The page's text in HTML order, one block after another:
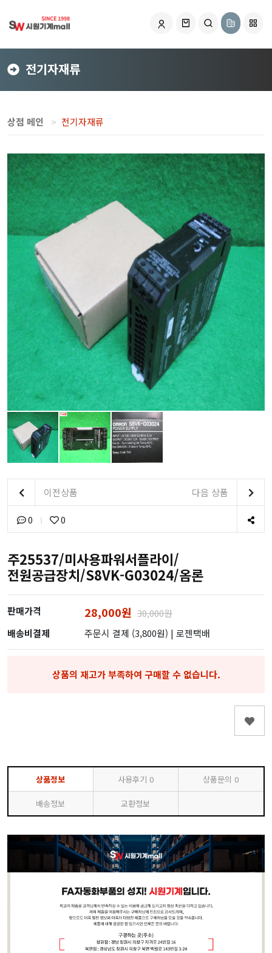
전기자재류
상점 메인 전기자재류
이전상품 다음 상품
0 0
주25537/미사용파워서플라이/
전원공급장치/S8VK-G03024/옴론
판매가격 28,000원 30,000원
배송비결제
주문시 결제 (3,800원) | 로젠택배
상품의 재고가 부족하여 구매할 수 없습니다.
상품정보 사용후기 0 상품문의 0
배송정보 교환정보